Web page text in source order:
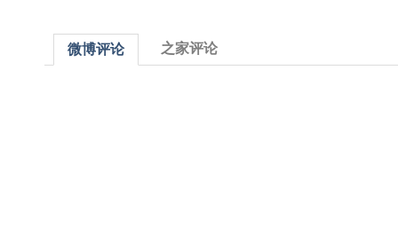
微博评论 之家评论